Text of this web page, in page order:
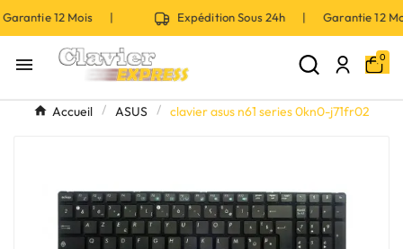
12 Mois | Expédition Sous 24h | Garantie 12
 0
Accueil ASUS clavier asus n61 series 0kn0-j71fr02